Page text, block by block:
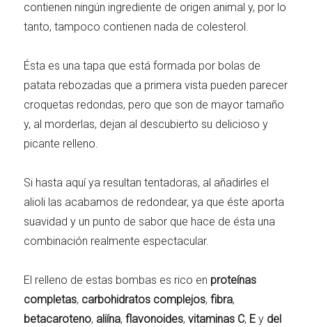
Días de fiesta Cocina de invierno
con calabaza
contienen ningún ingrediente de origen animal y, por lo
tanto, tampoco contienen nada de colesterol.
Ésta es una tapa que está formada por bolas de
patata rebozadas que a primera vista pueden parecer
croquetas redondas, pero que son de mayor tamaño
y, al morderlas, dejan al descubierto su delicioso y
picante relleno.
Si hasta aquí ya resultan tentadoras, al añadirles el
alioli las acabamos de redondear, ya que éste aporta
suavidad y un punto de sabor que hace de ésta una
combinación realmente espectacular.
El relleno de estas bombas es rico en proteínas
completas, carbohidratos complejos,fibra,
betacaroteno, aliína,flavonoides,vitaminas C, E y del